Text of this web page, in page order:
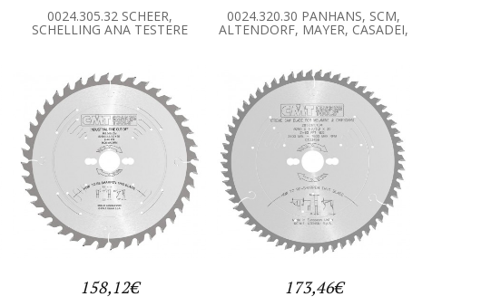
0024.305.32 SCHEER,
SCHELLING ANA TESTERE
0024.320.30 PANHANS, SCM,
ALTENDORF, MAYER, CASADEI,
158,12€ 173,46€